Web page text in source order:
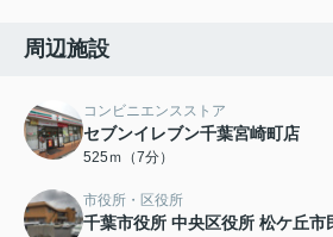
周辺施設
コンビニエンスストア
セブンイレブン千葉宮崎町店
525ｍ（7分）
市役所・区役所
千葉市役所 中央区役所 松ケ丘市